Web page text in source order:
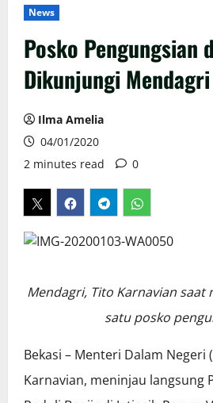
News
Posko Pengungsian
Dikunjungi Mendagri
Ilma Amelia
04/01/2020
2 minutes read
0
Mendagri, Tito Karnavian saat
satu posko
Bekasi – Menteri Dalam Negeri
Karnavian, meninjau langsung